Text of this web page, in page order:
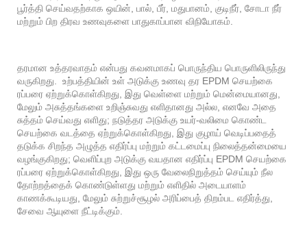
பூர்த்தி செய்வதற்காக ஒயின், பால், பீர், மதுபானம், குடிநீர், சோடா நீர்
மற்றும் பிற திரவ உணவுகளை பாதுகாப்பான விநியோகம்.
தரமான உத்தரவாதம் என்பது கவனமாகப் பொருந்திய பொருளிலிருந்து
வருகிறது. உற்பத்தியின் உள் அடுக்கு உணவு தர EPDM செயற்கை
ரப்பரை ஏற்றுக்கொள்கிறது, இது வெள்ளை மற்றும் மென்மையானது,
மேலும் அசுத்தங்களை உறிஞ்சுவது எளிதானது அல்ல, எனவே அதை
சுத்தம் செய்வது எளிது; நடுத்தர அடுக்கு உயர்-வலிமை கொண்ட
செயற்கை வடத்தை ஏற்றுக்கொள்கிறது, இது குழாய் வெடிப்பதைத்
தடுக்க சிறந்த அழுத்த எதிர்ப்பு மற்றும் கட்டமைப்பு நிலைத்தன்மையை
வழங்குகிறது; வெளிப்புற அடுக்கு வயதான எதிர்ப்பு EPDM செயற்கை
ரப்பரை ஏற்றுக்கொள்கிறது, இது ஒரு வேலைநிறுத்தம் செய்யும் நீல
தோற்றத்தைக் கொண்டுள்ளது மற்றும் எளிதில் அடையாளம்
காணக்கூடியது, மேலும் சுற்றுச்சூழல் அரிப்பைத் திறம்பட எதிர்த்து,
சேவை ஆயுளை நீட்டிக்கும்.